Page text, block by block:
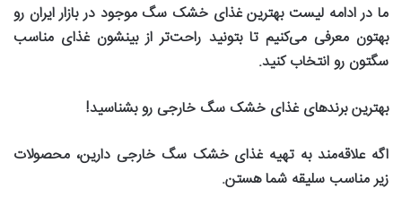
ما در ادامه لیست بهترین غذای خشک سگ موجود در بازار ایران رو
بهتون معرفی می‌کنیم تا بتونید راحت‌تر از بینشون غذای مناسب
سگتون رو انتخاب کنید.
بهترین برندهای غذای خشک سگ خارجی رو بشناسید!
اگه علاقه‌مند به تهیه غذای خشک سگ خارجی دارین، محصولات
زیر مناسب سلیقه شما هستن.